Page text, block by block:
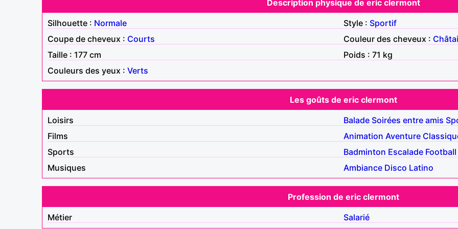
Description physique de eric clermont
Silhouette : Normale Style : Sportif
Coupe de cheveux : Courts Couleur des cheveux :
Taille : 177 cm
Poids : 71 kg
Couleurs des yeux : Verts
Les goûts de eric clermont
Loisirs
Balade Soirées entre amis
Films
Animation Aventure
Sports
Badminton Escalade Football
Musiques
Ambiance Disco Latino
Profession de eric clermont
Métier
Salarié